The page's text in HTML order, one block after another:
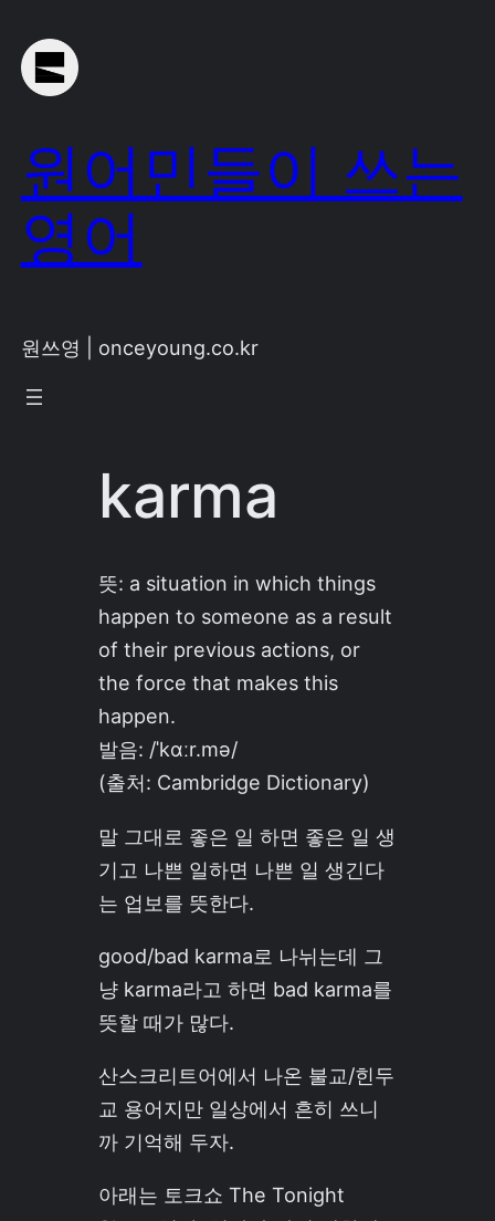
to
content
원어민들이 쓰는
영어
원쓰영 | onceyoung.co.kr
karma
뜻: a situation in which things
happen to someone as a result
of their previous actions, or
the force that makes this
happen.
발음: /ˈkɑːr.mə/
(출처: Cambridge Dictionary)
말 그대로 좋은 일 하면 좋은 일 생
기고 나쁜 일하면 나쁜 일 생긴다
는 업보를 뜻한다.
good/bad karma로 나뉘는데 그
냥 karma라고 하면 bad karma를
뜻할 때가 많다.
산스크리트어에서 나온 불교/힌두
교 용어지만 일상에서 흔히 쓰니
까 기억해 두자.
아래는 토크쇼 The Tonight